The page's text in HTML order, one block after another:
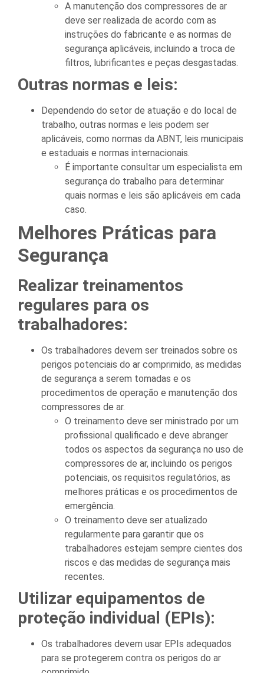
A manutenção dos compressores de ar
deve ser realizada de acordo com as
instruções do fabricante e as normas de
segurança aplicáveis, incluindo a troca de
filtros, lubrificantes e peças desgastadas.
Outras normas e leis:
Dependendo do setor de atuação e do local de
trabalho, outras normas e leis podem ser
aplicáveis, como normas da ABNT, leis municipais
e estaduais e normas internacionais.
É importante consultar um especialista em
segurança do trabalho para determinar
quais normas e leis são aplicáveis em cada
caso.
Melhores Práticas para
Segurança
Realizar treinamentos
regulares para os
trabalhadores:
Os trabalhadores devem ser treinados sobre os
perigos potenciais do ar comprimido, as medidas
de segurança a serem tomadas e os
procedimentos de operação e manutenção dos
compressores de ar.
O treinamento deve ser ministrado por um
profissional qualificado e deve abranger
todos os aspectos da segurança no uso de
compressores de ar, incluindo os perigos
potenciais, os requisitos regulatórios, as
melhores práticas e os procedimentos de
emergência.
O treinamento deve ser atualizado
regularmente para garantir que os
trabalhadores estejam sempre cientes dos
riscos e das medidas de segurança mais
recentes.
Utilizar equipamentos de
proteção individual (EPIs):
Os trabalhadores devem usar EPIs adequados
para se protegerem contra os perigos do ar